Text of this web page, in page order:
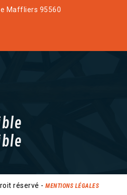
Maffliers 95560
réservé - MENTIONS LÉGALES